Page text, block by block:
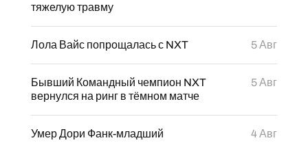
тяжелую травму
Лола Вайс попрощалась с NXT 5 Авг
Бывший Командный чемпион NXT
вернулся на ринг в тёмном матче
5 Авг
Умер Дори Фанк-младший 4 Авг